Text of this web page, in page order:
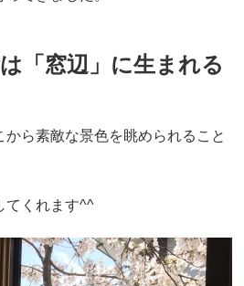
「窓辺」に生まれる
ら素敵な景色を眺められること
てくれます^^